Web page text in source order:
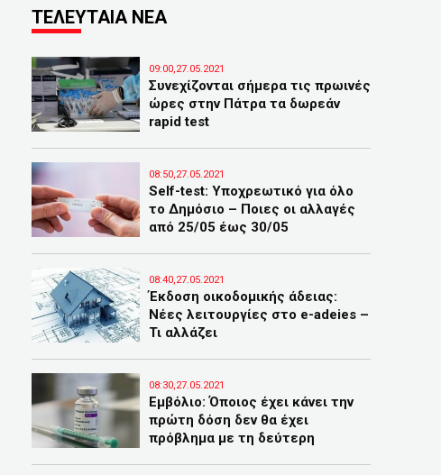
ΤΕΛΕΥΤΑΙΑ ΝΕΑ
09:00,27.05.2021
Συνεχίζονται σήμερα τις πρωινές
ώρες στην Πάτρα τα δωρεάν
rapid test
08:50,27.05.2021
Self-test: Υποχρεωτικό για όλο
το Δημόσιο – Ποιες οι αλλαγές
από 25/05 έως 30/05
08:40,27.05.2021
Έκδοση οικοδομικής άδειας:
Νέες λειτουργίες στο e-adeies –
Τι αλλάζει
08:30,27.05.2021
Eμβόλιο: Όποιος έχει κάνει την
πρώτη δόση δεν θα έχει
πρόβλημα με τη δεύτερη